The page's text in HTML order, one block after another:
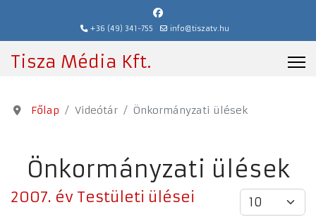
+36 (49) 341-755 info@tiszatv.hu
Tisza Média Kft.
Főlap Videótár Önkormányzati ülések
Önkormányzati ülések
Tételek #
2007. év Testületi ülései